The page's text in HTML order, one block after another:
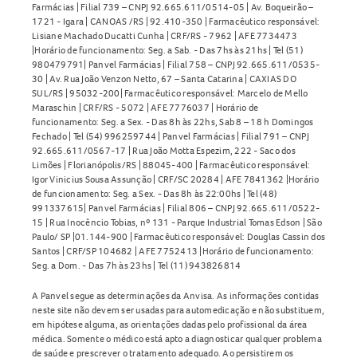
Farmácias | Filial 739 – CNPJ 92.665.611/0514-05 | Av. Boqueirão –
1721 - Igara | CANOAS /RS | 92.410-350 | Farmacêutico responsável:
Lisiane Machado Ducatti Cunha | CRF/RS - 7962 | AFE 7734473
|Horário de funcionamento: Seg. a Sab. - Das 7hs às 21hs | Tel (51)
980479791| Panvel Farmácias | Filial 758 – CNPJ 92.665.611/0535-
30 | Av. Rua João Venzon Netto, 67 – Santa Catarina | CAXIAS DO
SUL/RS | 95032-200| Farmacêutico responsável: Marcelo de Mello
Maraschin | CRF/RS - 5072 | AFE 7776037 | Horário de
funcionamento: Seg. a Sex. - Das 8h às 22hs, Sab 8 – 18 h Domingos
Fechado | Tel (54) 996259744 | Panvel Farmácias | Filial 791 – CNPJ
92.665.611/0567-17 | Rua João Motta Espezim, 222 - Saco dos
Limões | Florianópolis/RS | 88045-400 | Farmacêutico responsável:
Igor Vinicius Sousa Assunção | CRF/SC 20284 | AFE 7841362 |Horário
de funcionamento: Seg. a Sex. - Das 8h às 22:00hs | Tel (48)
991337615| Panvel Farmácias | Filial 806 – CNPJ 92.665.611/0522-
15 | Rua Inocêncio Tobias, nº 131 - Parque Industrial Tomas Edson | São
Paulo/ SP |01.144-900 | Farmacêutico responsável: Douglas Cassin dos
Santos | CRF/SP 104682 | AFE 7752413 |Horário de funcionamento:
Seg. a Dom. - Das 7h às 23hs | Tel (11) 943826814
A Panvel segue as determinações da Anvisa. As informações contidas
neste site não devem ser usadas para automedicação e não substituem,
em hipótese alguma, as orientações dadas pelo profissional da área
médica. Somente o médico está apto a diagnosticar qualquer problema
de saúde e prescrever o tratamento adequado. Ao persistirem os